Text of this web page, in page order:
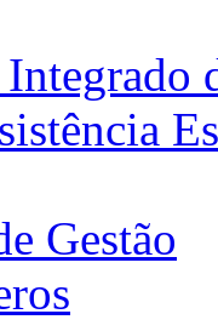
Gestão